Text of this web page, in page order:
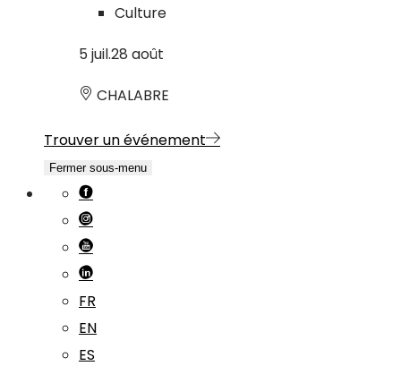
Culture
5 juil.28 août
CHALABRE
Trouver un événement
Fermer sous-menu
FR
EN
ES